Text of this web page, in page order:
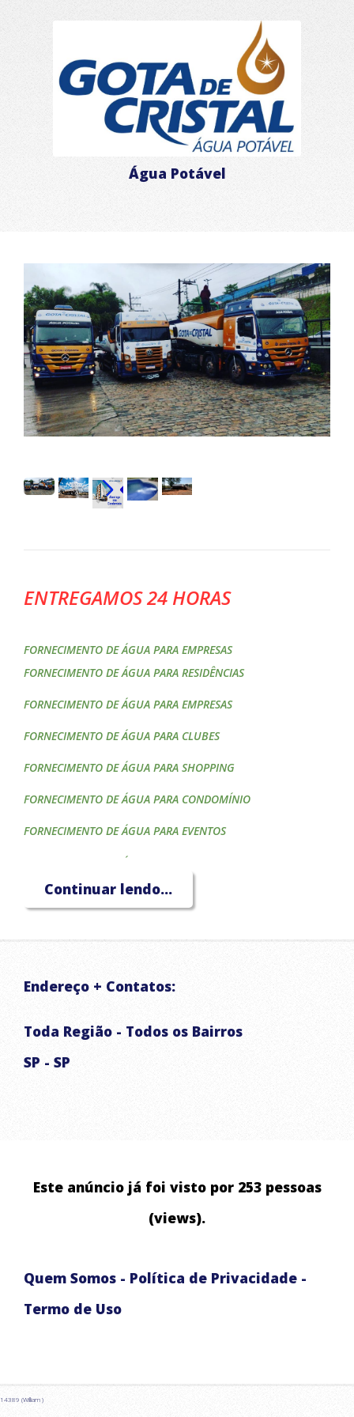
Água Potável
ENTREGAMOS 24 HORAS
FORNECIMENTO DE ÁGUA PARA EMPRESAS
FORNECIMENTO DE ÁGUA PARA RESIDÊNCIAS
FORNECIMENTO DE ÁGUA PARA EMPRESAS
FORNECIMENTO DE ÁGUA PARA CLUBES
FORNECIMENTO DE ÁGUA PARA SHOPPING
FORNECIMENTO DE ÁGUA PARA CONDOMÍNIO
FORNECIMENTO DE ÁGUA PARA EVENTOS
FORNECIMENTO DE ÁGUA PARA CONSTRUTORAS
FORNECIMENTO DE ÁGUA PARA HOTÉIS
FORNECIMENTO DE ÁGUA PARA IRRIGAÇÃO
ABASTECIMENTO EMERGENCIAL
CHUVAS ARTIFICIAIS PARA EVENTOS E FILMAGENS
Continuar lendo...
Endereço + Contatos:
Toda Região - Todos os Bairros
SP - SP
Este anúncio já foi visto por 253 pessoas
(views).
Quem Somos - Política de Privacidade -
Termo de Uso
14389 (William )